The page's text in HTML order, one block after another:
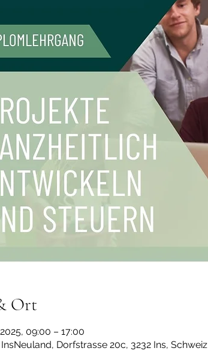
Ort
09:00 – 17:00
Dorfstrasse 20c, 3232 Ins, Schweiz